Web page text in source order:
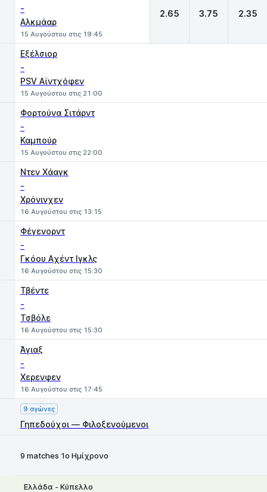
-
Αλκμάαρ
15 Αυγούστου στις 19:45
2.65 3.75 2.35
Εξέλσιορ
-
PSV Αϊντχόφεν
15 Αυγούστου στις 21:00
Φορτούνα Σιτάρντ
-
Καμπούρ
15 Αυγούστου στις 22:00
Ντεν Χάαγκ
-
Χρόνινχεν
16 Αυγούστου στις 13:15
Φέγενορντ
-
Γκόου Aχέντ Ιγκλς
16 Αυγούστου στις 15:30
Τβέντε
-
Τσβόλε
16 Αυγούστου στις 15:30
Άγιαξ
-
Χερενφεν
16 Αυγούστου στις 17:45
9 αγώνες
Γηπεδούχοι — Φιλοξενούμενοι
9 matches 1ο Ημίχρονο
Ελλάδα - Κύπελλο